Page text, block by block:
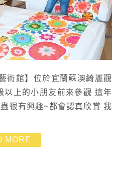
術館】位於宜蘭蘇澳綺麗觀
以上的小朋友前來參觀 這年
很有興趣~都會認真欣賞 我
現到蝴蝶有那麼多種.是那麼
親子景點也不少~ 像是蜡藝
MORE